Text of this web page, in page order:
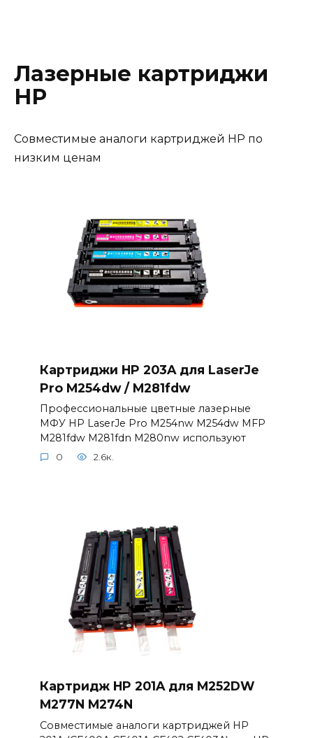
Лазерные картриджи
HP
Совместимые аналоги картриджей HP по
низким ценам
Картриджи HP 203A для LaserJe
Pro M254dw / M281fdw
Профессиональные цветные лазерные
МФУ HP LaserJe Pro M254nw M254dw MFP
M281fdw M281fdn M280nw используют
0 2.6к.
Картридж HP 201A для M252DW
M277N M274N
Совместимые аналоги картриджей HP